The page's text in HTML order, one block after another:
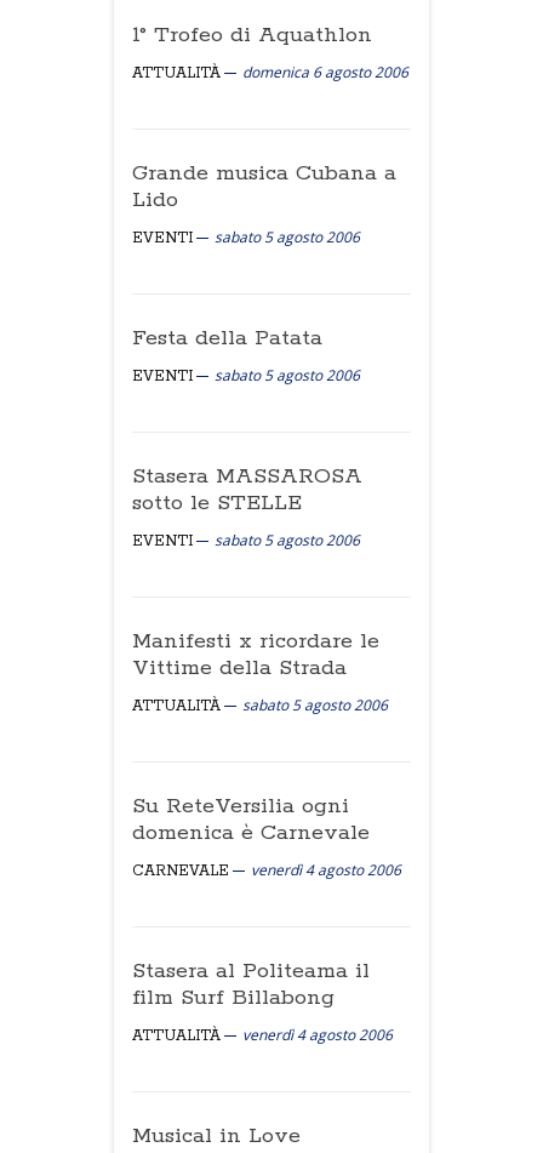
1° Trofeo di Aquathlon
ATTUALITÀ domenica 6 agosto 2006
Grande musica Cubana a
Lido
EVENTI sabato 5 agosto 2006
Festa della Patata
EVENTI sabato 5 agosto 2006
Stasera MASSAROSA
sotto le STELLE
EVENTI sabato 5 agosto 2006
Manifesti x ricordare le
Vittime della Strada
ATTUALITÀ sabato 5 agosto 2006
Su ReteVersilia ogni
domenica è Carnevale
CARNEVALE venerdì 4 agosto 2006
Stasera al Politeama il
film Surf Billabong
ATTUALITÀ venerdì 4 agosto 2006
Musical in Love